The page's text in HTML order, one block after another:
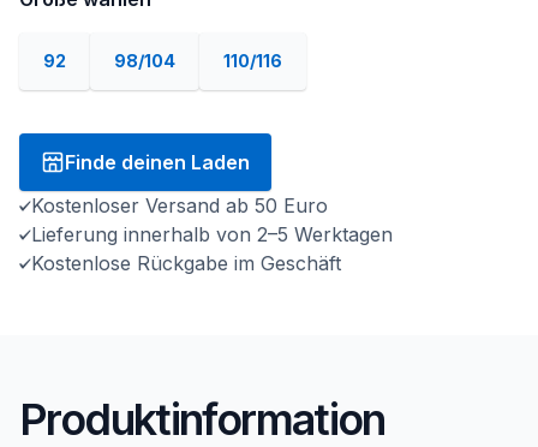
92 98/104 110/116
Finde deinen Laden
Kostenloser Versand ab 50 Euro
Lieferung innerhalb von 2–5 Werktagen
Kostenlose Rückgabe im Geschäft
Produktinformation